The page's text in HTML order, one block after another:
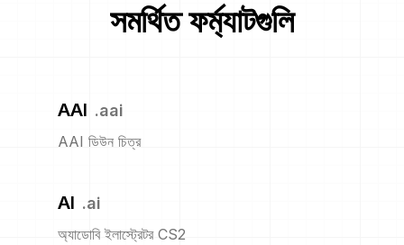
সমর্থিত ফর্ম্যাটগুলি
AAI .aai
AAI ডিউন চিত্র
AI .ai
অ্যাডোবি ইলাস্ট্রেটর CS2